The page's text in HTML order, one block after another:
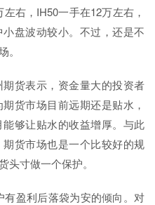
右，IH50一手在12万左右，
盘波动较小。不过，还是不
货表示，资金量大的投资者
货市场目前远期还是贴水，
够让贴水的收益增厚。与此
货市场也是一个比较好的规
头寸做一个保护。
有盈利后落袋为安的倾向。对